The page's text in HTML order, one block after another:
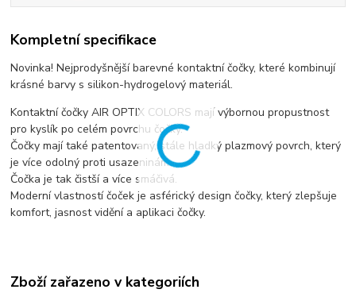
Kompletní specifikace
Novinka! Nejprodyšnější barevné kontaktní čočky, které kombinují
krásné barvy s silikon-hydrogelový materiál.
Kontaktní čočky AIR OPTIX COLORS mají výbornou propustnost
pro kyslík po celém povrchu čočky.
Čočky mají také patentovaný, stále hladký plazmový povrch, který
je více odolný proti usazeninám.
Čočka je tak čistší a více smáčivá.
Moderní vlastností čoček je asférický design čočky, který zlepšuje
komfort, jasnost vidění a aplikaci čočky.
Zboží zařazeno v kategoriích